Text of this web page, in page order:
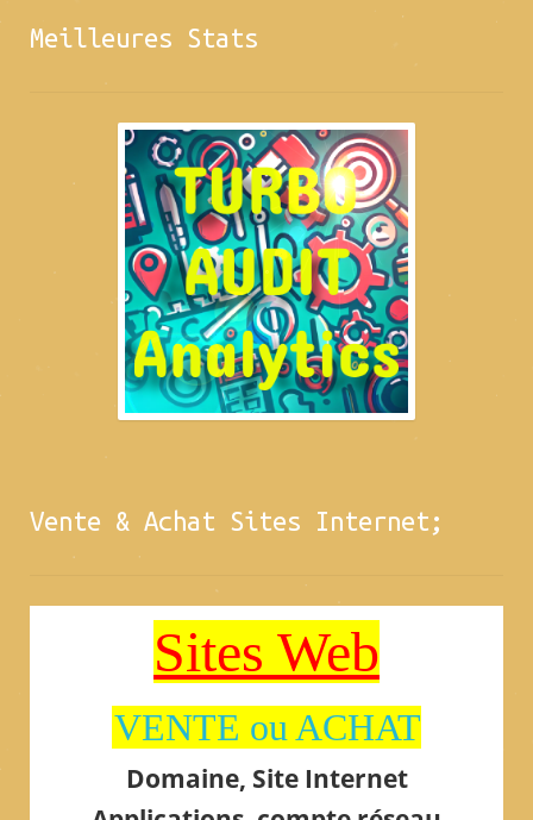
Meilleures Stats
Vente & Achat Sites Internet;
Sites Web
VENTE ou ACHAT
Domaine, Site Internet